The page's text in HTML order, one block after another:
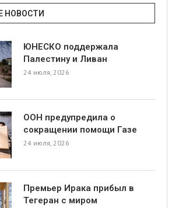
НОВОСТИ
ЮНЕСКО поддержала
Палестину и Ливан
24 июля, 2026
ООН предупредила о
сокращении помощи Газе
24 июля, 2026
Премьер Ирака прибыл в
Тегеран с миром